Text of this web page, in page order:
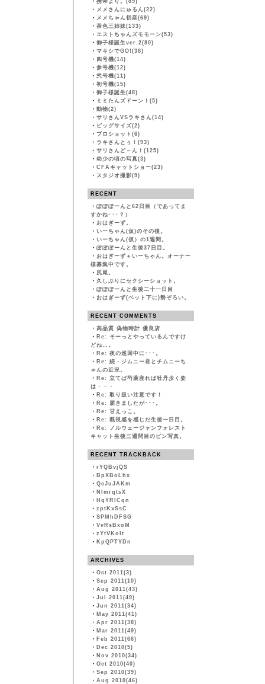
・ 携帯より。(89)
・ メメさんにゅるん(22)
・ メメちゃん初産(69)
・ 茶色三姉妹(133)
・ エストちゃんズモモーン(53)
・ 御子様誕生ver.2(80)
・ マキシでGO!(38)
・ 四号機(14)
・ 参号機(12)
・ 弐号機(11)
・ 初号機(15)
・ 御子様誕生(48)
・ ミミたんズドーン！(5)
・ 動物(2)
・ サリさんVSラキさん(14)
・ ビッグサイズ(2)
・ プロショット(6)
・ ラキさんとぅ！(93)
・ サリさんど～ん！(125)
・ 幼少の頃の写真(3)
・ CFAキャットショー(23)
・ スタジオ撮影(9)
RECENT
・ ぽぽぽーんと62日目（であってま
すかね･･･？）
・ おはぎーず。
・ いーちゃん(仮)のその後。
・ いーちゃん(仮）の1週間。
・ ぽぽぽーんと生後37日目。
・ おはぎーず＋いーちゃん。オーナー
様募集中です。
・ 尻尾。
・ 久しぶりにセクシーショット。
・ ぽぽぽーんと生後二十一日目
・ おはぎーず(ベット下に)勢ぞろい。
RECENT COMMENTS
・ 高品質 偽物時計 優良店
・ Re: そーっとやっているんですけ
どね…。
・ Re: 夜の巡回中に･･･。
・ Re: 続・ジムニー君とチムニーち
ゃんの近況。
・ Re: 立てば芍薬座れば牡丹歩く姿
は・・・
・ Re: 取り扱い注意です！
・ Re: 届きましたが･･･。
・ Re: 甘えっこ。
・ Re: 既視感を感じだ生後一日目。
・ Re: ノルウェージャンフォレスト
キャット生後三週間目のピン写真。
RECENT TRACKBACK
・ rYQBvjQS
・ BpXBoLhx
・ QcJuJAKm
・ NImrqtsX
・ HqYRlCqn
・ zptKxSsC
・ SPMhDFSG
・ VvRsBxoM
・ zYtVKoIt
・ KpQPTYDn
ARCHIVES
・ Oct 2011(3)
・ Sep 2011(10)
・ Aug 2011(43)
・ Jul 2011(49)
・ Jun 2011(34)
・ May 2011(41)
・ Apr 2011(38)
・ Mar 2011(49)
・ Feb 2011(66)
・ Dec 2010(5)
・ Nov 2010(34)
・ Oct 2010(40)
・ Sep 2010(39)
・ Aug 2010(46)